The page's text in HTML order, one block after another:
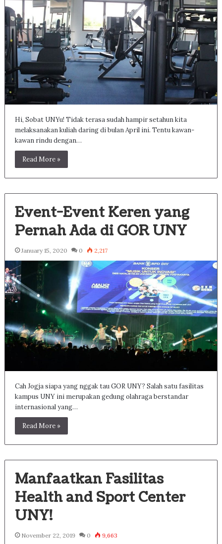
Hi, Sobat UNYu! Tidak terasa sudah hampir setahun kita
melaksanakan kuliah daring di bulan April ini. Tentu kawan-
kawan rindu dengan…
Read More »
Event-Event Keren yang
Pernah Ada di GOR UNY
January 15, 2020 0 2,217
Cah Jogja siapa yang nggak tau GOR UNY? Salah satu fasilitas
kampus UNY ini merupakan gedung olahraga berstandar
internasional yang…
Read More »
Manfaatkan Fasilitas
Health and Sport Center
UNY!
November 22, 2019 0 9,663